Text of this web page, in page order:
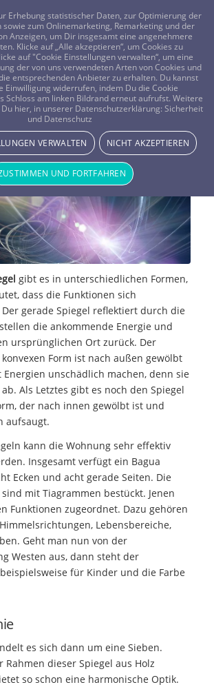
KOSTENLOS ANRUFEN: 0800-8478266
Spiegel richtig einsetzen
gibt es in unterschiedlichen Formen,
dass die Funktionen sich
gerade Spiegel reflektiert durch die
die ankommende Energie und
ursprünglichen Ort zurück. Der
Form ist nach außen gewölbt
unschädlich machen, denn sie
Als Letztes gibt es noch den Spiegel
der nach innen gewölbt ist und
aufsaugt.
kann die Wohnung sehr effektiv
Insgesamt verfügt ein Bagua
Ecken und acht gerade Seiten. Die
mit Tiagrammen bestückt. Jenen
Funktionen zugeordnet. Dazu gehören
Lebensbereiche,
Geht man nun von der
Westen aus, dann steht der
für Kinder und die Farbe
es sich dann um eine Sieben.
Rahmen dieser Spiegel aus Holz
so schon eine harmonische Optik.
Erhebung statistischer Daten, zur Optimierung der
sowie zum Onlinemarketing, Remarketing und der
Anzeigen, um Dir insgesamt eine angenehmere
Klicke auf „Alle akzeptieren“, um Cookies zu
auf "Cookie Einstellungen verwalten“, um eine
der von uns verwendeten Arten von Cookies und
entsprechenden Anbieter zu erhalten. Du kannst
Einwilligung widerrufen, indem Du die Cookie
Schloss am linken Bildrand erneut aufrufst. Weitere
hier, in unserer Datenschutzerklärung: Sicherheit
und Datenschutz
VERWALTEN NICHT AKZEPTIEREN
UND FORTFAHREN